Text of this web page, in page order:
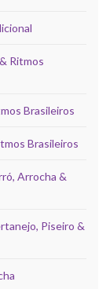
Ritmos
Brasileiros
Brasileiros
Arrocha &
Piseiro &